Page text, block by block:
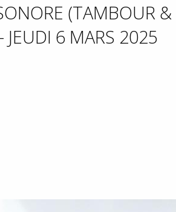
(TAMBOUR &
JEUDI 6 MARS 2025